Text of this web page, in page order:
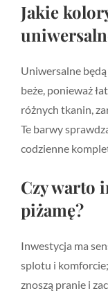
Jakie
Uniwersalne będą
beże, ponieważ
różnych tkanin,
Te barwy
codzienne
Czy warto
piżamę?
Inwestycja ma
splotu i
znoszą pranie i